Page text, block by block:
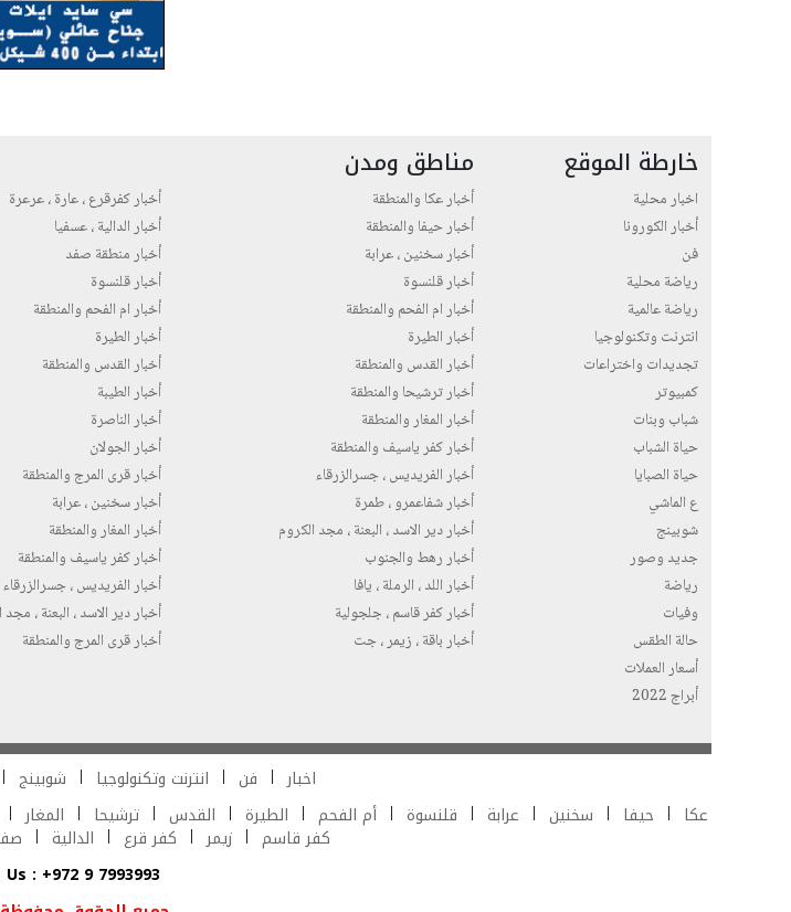
خارطة الموقع
اخبار محلية
أخبار الكورونا
فن
رياضة محلية
رياضة عالمية
انترنت وتكنولوجيا
تجديدات واختراعات
كمبيوتر
شباب وبنات
حياة الشباب
حياة الصبايا
ع الماشي
شوبينج
جديد وصور
رياضة
وفيات
حالة الطقس
أسعار العملات
أبراج 2022
مناطق ومدن
أخبار عكا والمنطقة
أخبار حيفا والمنطقة
أخبار سخنين ، عرابة
أخبار قلنسوة
أخبار ام الفحم والمنطقة
أخبار الطيرة
أخبار القدس والمنطقة
أخبار ترشيحا والمنطقة
أخبار المغار والمنطقة
أخبار كفر ياسيف والمنطقة
أخبار الفريديس ، جسرالزرقاء
أخبار شفاعمرو ، طمرة
أخبار دير الاسد ، البعنة ، مجد الكروم
أخبار رهط والجنوب
أخبار اللد ، الرملة ، يافا
أخبار كفر قاسم ، جلجولية
أخبار باقة ، زيمر ، جت
أخبار كفرقرع ، عارة ، عرعرة
أخبار الدالية ، عسفيا
أخبار منطقة صفد
أخبار قلنسوة
أخبار ام الفحم والمنطقة
أخبار الطيرة
أخبار القدس والمنطقة
أخبار الطيبة
أخبار الناصرة
أخبار الجولان
أخبار قرى المرج والمنطقة
أخبار سخنين ، عرابة
أخبار المغار والمنطقة
أخبار كفر ياسيف والمنطقة
أخبار الفريديس ، جسرالزرقاء
أخبار دير الاسد ، البعنة ،
أخبار قرى المرج والمنطقة
اخبار فن انترنت وتكنولوجيا شوبينج
عكا
حيفا سخنين عرابة قلنسوة أم الفحم الطيرة القدس ترشيحا المغار
كفر قاسم زيمر كفر قرع الدالية
: +972 9 7993993